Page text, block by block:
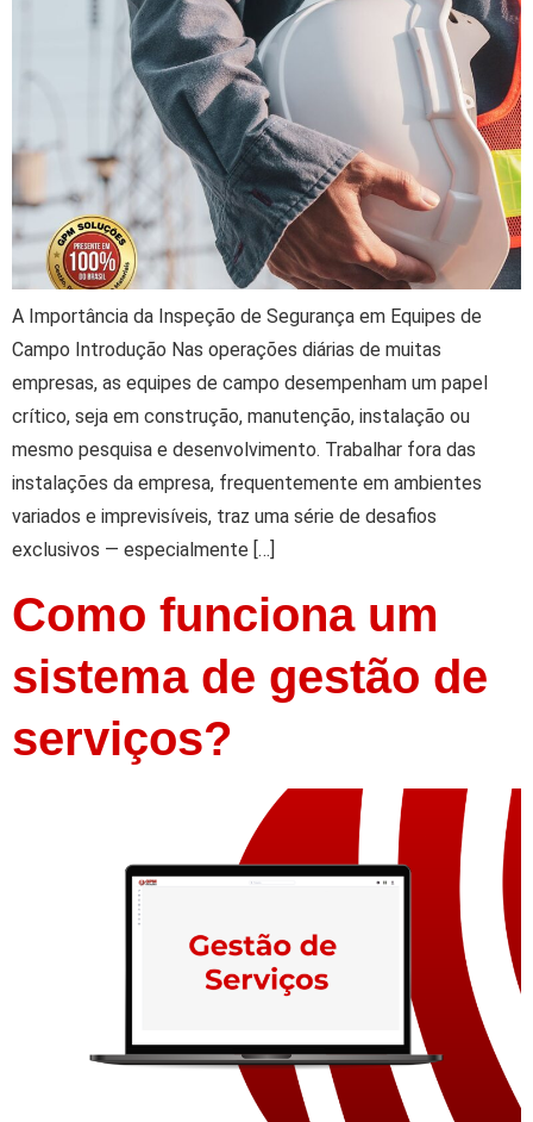
A Importância da Inspeção de Segurança em Equipes de
Campo Introdução Nas operações diárias de muitas
empresas, as equipes de campo desempenham um papel
crítico, seja em construção, manutenção, instalação ou
mesmo pesquisa e desenvolvimento. Trabalhar fora das
instalações da empresa, frequentemente em ambientes
variados e imprevisíveis, traz uma série de desafios
exclusivos — especialmente […]
Como funciona um
sistema de gestão de
serviços?